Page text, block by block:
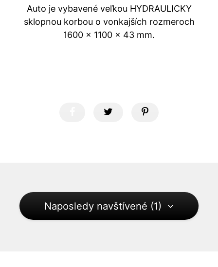
Auto je vybavené veľkou HYDRAULICKY
sklopnou korbou o vonkajších rozmeroch
1600 x 1100 x 43 mm.
Naposledy navštívené (1)